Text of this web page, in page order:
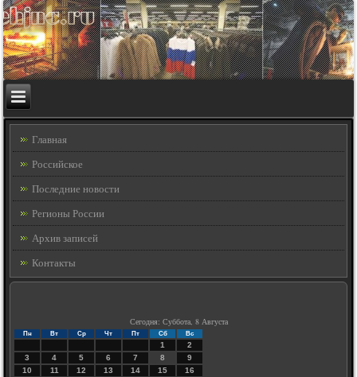
Главная
Российское
Последние новости
Регионы России
Архив записей
Контакты
Сегодня: Суббота, 8 Августа
Пн Вт Ср Чт Пт Сб Вс
1
2
3
4 5 6 7 8
9
10
11 12 13 14 15
16